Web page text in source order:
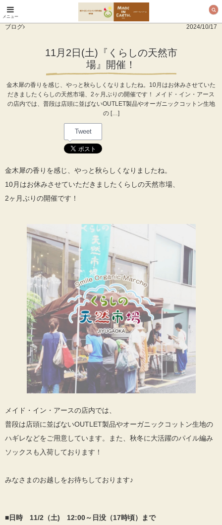
オーガニックコットン
メニュー
ブログ 2024/10/17
11月2日(土)『くらしの天然市
場』開催！
金木犀の香りを感じ、やっと秋らしくなりましたね。10月はお休みさせていた
だきましたくらしの天然市場、2ヶ月ぶりの開催です！ メイド・イン・アース
の店内では、普段は店頭に並ばないOUTLET製品やオーガニックコットン生地
の […]
Tweet
金木犀の香りを感じ、やっと秋らしくなりましたね。
10月はお休みさせていただきましたくらしの天然市場、
2ヶ月ぶりの開催です！
メイド・イン・アースの店内では、
普段は店頭に並ばないOUTLET製品やオーガニックコットン生地の
ハギレなどをご用意しています。また、秋冬に大活躍のパイル編み
ソックスも入荷しております！
みなさまのお越しをお待ちしております♪
■日時 11/2（土) 12:00～日没（17時頃）まで